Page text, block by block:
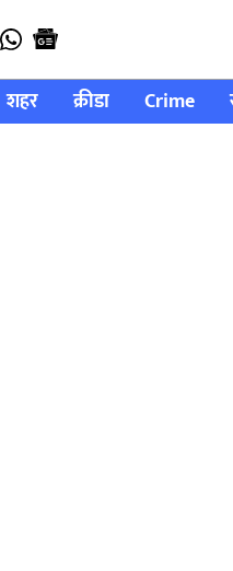
शहर क्रीडा Crime